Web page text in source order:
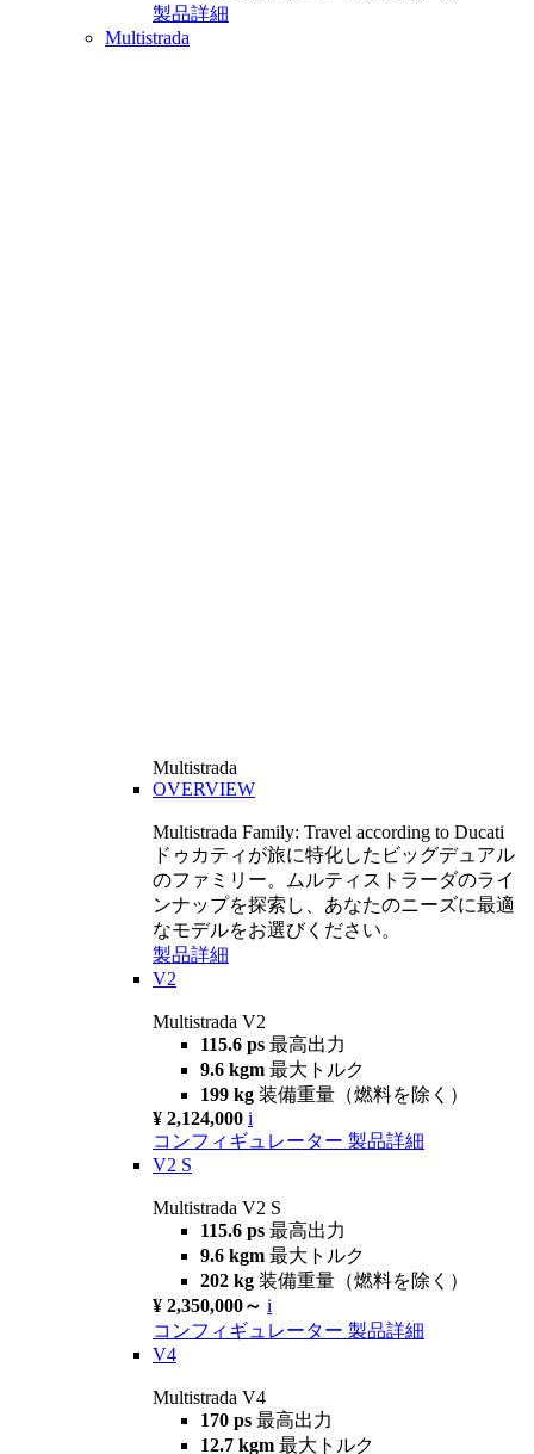
製品詳細
Multistrada
Multistrada
OVERVIEW
Multistrada Family: Travel according to Ducati
ドゥカティが旅に特化したビッグデュアル
のファミリー。ムルティストラーダのライ
ンナップを探索し、あなたのニーズに最適
なモデルをお選びください。
製品詳細
V2
Multistrada V2
115.6 ps 最高出力
9.6 kgm 最大トルク
199 kg 装備重量（燃料を除く）
¥ 2,124,000 i
コンフィギュレーター 製品詳細
V2 S
Multistrada V2 S
115.6 ps 最高出力
9.6 kgm 最大トルク
202 kg 装備重量（燃料を除く）
¥ 2,350,000～ i
コンフィギュレーター 製品詳細
V4
Multistrada V4
170 ps 最高出力
12.7 kgm 最大トルク